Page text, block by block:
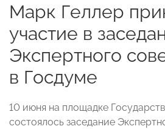
Марк Геллер
участие в
Экспертного
в Госдуме
10 июня на площадке
состоялось заседание